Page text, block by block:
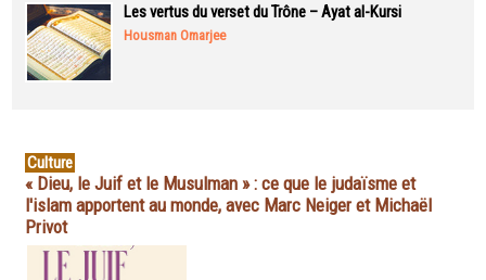
Les vertus du verset du Trône – Ayat al-Kursi
Housman Omarjee
Culture
« Dieu, le Juif et le Musulman » : ce que le judaïsme et
l'islam apportent au monde, avec Marc Neiger et Michaël
Privot